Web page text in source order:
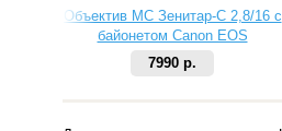
Объектив МС Зенитар-C 2,8/16 с
байонетом Canon EOS
7990 р.